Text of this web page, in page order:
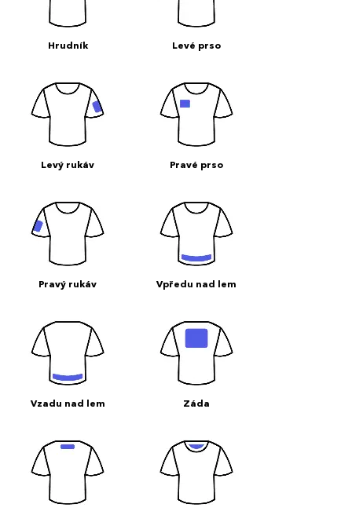
Hrudník Levé prso
Levý rukáv Pravé prso
Pravý rukáv Vpředu nad lem
Vzadu nad lem Záda